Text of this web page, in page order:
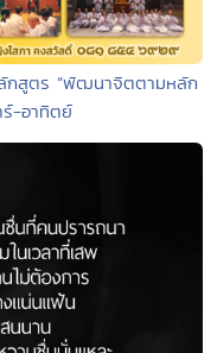
กสูตร “พัฒนาจิตตามหลัก
ร์-อาทิตย์